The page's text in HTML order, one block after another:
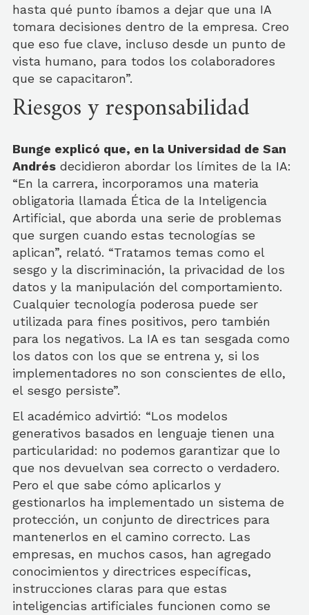
hasta qué punto íbamos a dejar que una IA
tomara decisiones dentro de la empresa. Creo
que eso fue clave, incluso desde un punto de
vista humano, para todos los colaboradores
que se capacitaron”.
Riesgos y responsabilidad
Bunge explicó que, en la Universidad de San
Andrés decidieron abordar los límites de la IA:
“En la carrera, incorporamos una materia
obligatoria llamada Ética de la Inteligencia
Artificial, que aborda una serie de problemas
que surgen cuando estas tecnologías se
aplican”, relató. “Tratamos temas como el
sesgo y la discriminación, la privacidad de los
datos y la manipulación del comportamiento.
Cualquier tecnología poderosa puede ser
utilizada para fines positivos, pero también
para los negativos. La IA es tan sesgada como
los datos con los que se entrena y, si los
implementadores no son conscientes de ello,
el sesgo persiste”.
El académico advirtió: “Los modelos
generativos basados en lenguaje tienen una
particularidad: no podemos garantizar que lo
que nos devuelvan sea correcto o verdadero.
Pero el que sabe cómo aplicarlos y
gestionarlos ha implementado un sistema de
protección, un conjunto de directrices para
mantenerlos en el camino correcto. Las
empresas, en muchos casos, han agregado
conocimientos y directrices específicas,
instrucciones claras para que estas
inteligencias artificiales funcionen como se